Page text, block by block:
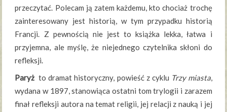
przeczytać. Polecam ją zatem każdemu, kto chociaż trochę
zainteresowany jest historią, w tym przypadku historią
Francji. Z pewnością nie jest to książka lekka, łatwa i
przyjemna, ale myślę, że niejednego czytelnika skłoni do
refleksji.
Paryż to dramat historyczny, powieść z cyklu Trzy miasta,
wydana w 1897, stanowiąca ostatni tom trylogii i zarazem
finał refleksji autora na temat religii, jej relacji z nauką i jej